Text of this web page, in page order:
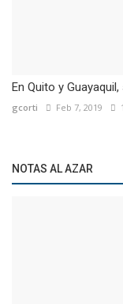
En Quito y
gcorti Feb 7, 2019
NOTAS AL AZAR